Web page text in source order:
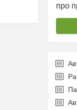
про